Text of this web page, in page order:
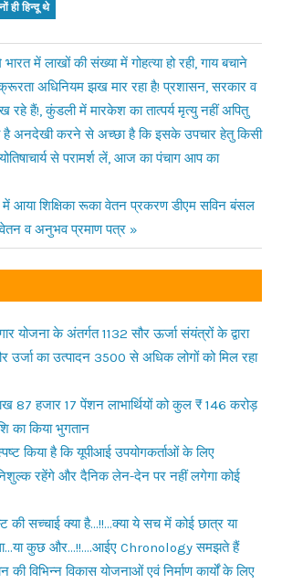
ही हिन्दू थे
में लाखों की संख्या में गोहत्या हो रही, गाय बचाने
अधिनियम झख मार रहा है! प्रशासन, सरकार व
रहे हैं!, कुंडली में मारकेश का तात्पर्य मृत्यु नहीं अपितु
है अनदेखी करने से अच्छा है कि इसके उपचार हेतु किसी
से परामर्श लें, आज का पंचाग आप का
आया शिक्षिका रूका वेतन प्रकरण डीएम सविन बंसल
व अनुभव प्रमाण पत्र
योजना के अंतर्गत 1132 सौर ऊर्जा संयंत्रों के द्वारा
उर्जा का उत्पादन 3500 से अधिक लोगों को मिल रहा
87 हजार 17 पेंशन लाभार्थियों को कुल ₹ 146 करोड़
का किया भुगतान
किया है कि यूपीआई उपयोगकर्ताओं के लिए
रहेंगे और दैनिक लेन-देन पर नहीं लगेगा कोई
की सच्चाई क्या है…!!…क्या ये सच में कोई छात्र या
कुछ और…!!….आईए Chronology समझते हैं
की विभिन्न विकास योजनाओं एवं निर्माण कार्यों के लिए